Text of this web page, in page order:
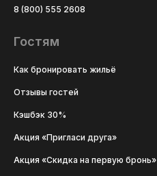
8 (800) 555 2608
Гостям
Как бронировать жильё
Отзывы гостей
Кэшбэк 30%
Акция «Пригласи друга»
Акция «Скидка на первую бронь»